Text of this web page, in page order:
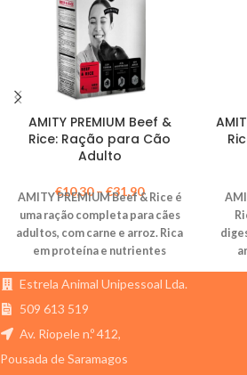
AMITY PREMIUM Beef &
Rice: Ração para Cão
Adulto
€10,30–€31,90
AMITY PREMIUM Beef & Rice é
uma ração completa para cães
adultos, com carne e arroz. Rica
em proteína e nutrientes
essenciais, promove a saúde
muscular e um sistema
imunitário forte.
Estrela Animal Unipessoal Lda.
509 613 519
Av. Riopele n.º 412,
Pousada de Saramagos